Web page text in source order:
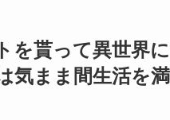
を貰って異世界
気まま間生活を